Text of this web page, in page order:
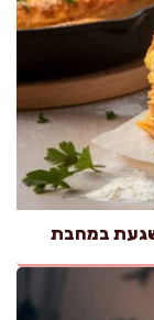
במחבת